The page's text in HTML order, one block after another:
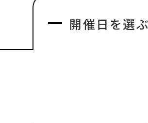
開催日を選ぶ